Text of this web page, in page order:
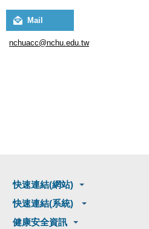
Mail
nchuacc@nchu.edu.tw
快速連結(網站)
快速連結(系統)
健康安全資訊